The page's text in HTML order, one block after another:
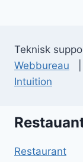
Teknisk
Webbureau |
Intuition
Restaurant